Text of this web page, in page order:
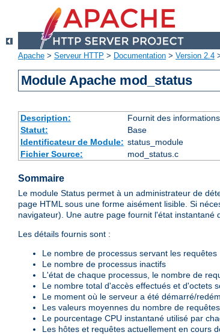
Apache > Serveur HTTP > Documentation > Version 2.4
Module Apache mod_status
Description:
Fournit des
Statut:
Base
Identificateur de Module: status_module
Fichier Source:
mod_status.c
Sommaire
Le module Status permet à un administrateur de
page HTML sous une forme aisément lisible. Si
navigateur). Une autre page fournit l'état
Les détails fournis sont :
Le nombre de processus servant les requêtes
Le nombre de processus inactifs
L'état de chaque processus, le nombre de
Le nombre total d'accès effectués et d'octets
Le moment où le serveur a été démarré/
Les valeurs moyennes du nombre de
Le pourcentage CPU instantané utilisé par
Les hôtes et requêtes actuellement en cours